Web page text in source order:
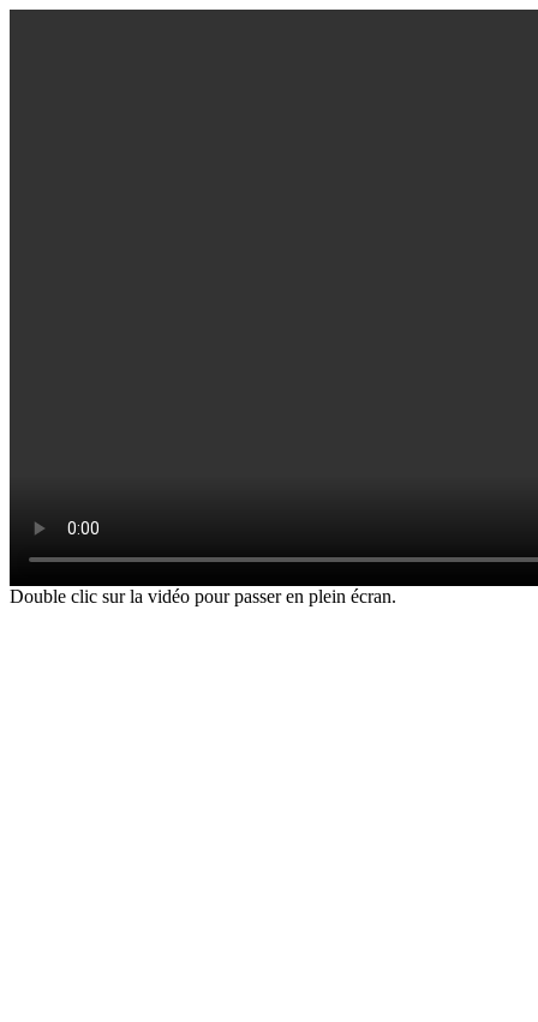
Double clic sur la vidéo pour passer en plein écran.